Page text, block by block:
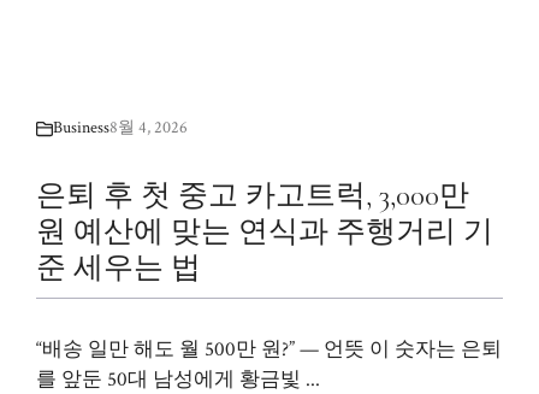
Business8월 4, 2026
은퇴 후 첫 중고 카고트럭, 3,000만
원 예산에 맞는 연식과 주행거리 기
준 세우는 법
“배송 일만 해도 월 500만 원?” — 언뜻 이 숫자는 은퇴
를 앞둔 50대 남성에게 황금빛 ...